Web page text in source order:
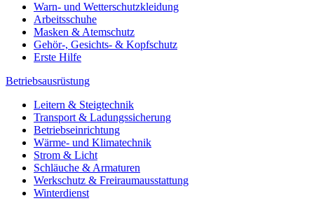
Warn- und Wetterschutzkleidung
Arbeitsschuhe
Masken & Atemschutz
Gehör-, Gesichts- & Kopfschutz
Erste Hilfe
Betriebsausrüstung
Leitern & Steigtechnik
Transport & Ladungssicherung
Betriebseinrichtung
Wärme- und Klimatechnik
Strom & Licht
Schläuche & Armaturen
Werkschutz & Freiraumausstattung
Winterdienst